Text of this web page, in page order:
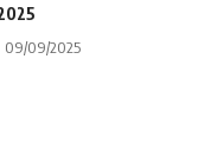
09/09/2025